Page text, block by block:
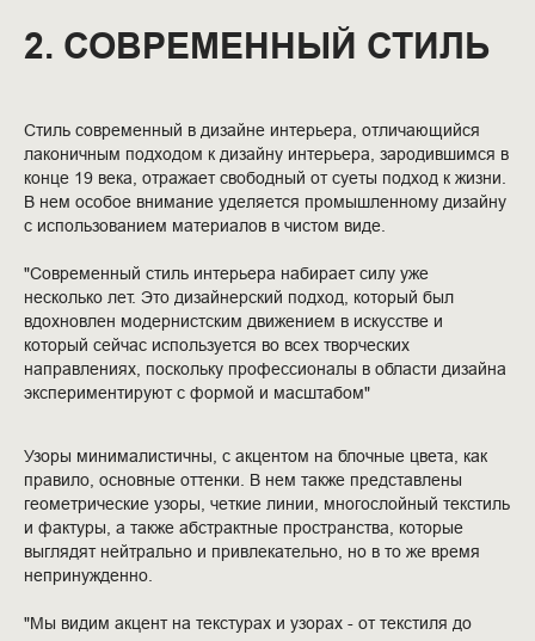
2. СОВРЕМЕННЫЙ СТИЛЬ
Стиль современный в дизайне интерьера, отличающийся
лаконичным подходом к дизайну интерьера, зародившимся в
конце 19 века, отражает свободный от суеты подход к жизни.
В нем особое внимание уделяется промышленному дизайну
с использованием материалов в чистом виде.
"Современный стиль интерьера набирает силу уже
несколько лет. Это дизайнерский подход, который был
вдохновлен модернистским движением в искусстве и
который сейчас используется во всех творческих
направлениях, поскольку профессионалы в области дизайна
экспериментируют с формой и масштабом"
Узоры минималистичны, с акцентом на блочные цвета, как
правило, основные оттенки. В нем также представлены
геометрические узоры, четкие линии, многослойный текстиль
и фактуры, а также абстрактные пространства, которые
выглядят нейтрально и привлекательно, но в то же время
непринужденно.
"Мы видим акцент на текстурах и узорах - от текстиля до